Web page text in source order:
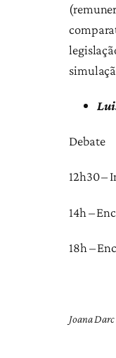
Debate
12h30 –
14h –
18h –
Joana